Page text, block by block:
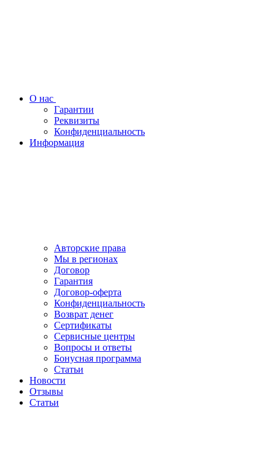
О нас
Гарантии
Реквизиты
Конфиденциальность
Информация
Авторские права
Мы в регионах
Договор
Гарантия
Договор-оферта
Конфиденциальность
Возврат денег
Сертификаты
Сервисные центры
Вопросы и ответы
Бонусная программа
Статьи
Новости
Отзывы
Статьи